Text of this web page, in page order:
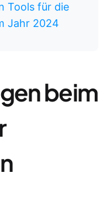
Tools für die
Jahr 2024
beim